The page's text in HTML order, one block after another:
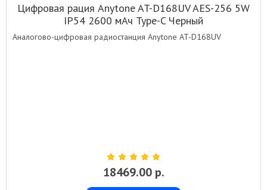
Цифровая рация Anytone AT-D168UV AES-256 5W
IP54 2600 мАч Type-C Черный
Аналогово-цифровая радиостанция Anytone AT-D168UV
18469.00 р.